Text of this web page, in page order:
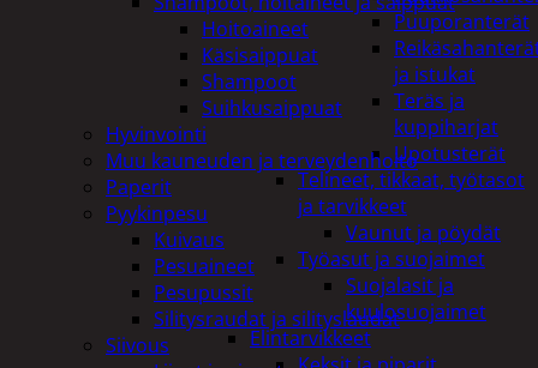
Puuporanterät
ja istukat
Teräs ja
kuppiharjat
Upotusterät
Telineet, tikkaat, työtasot
ja tarvikkeet
Vaunut ja pöydät
Työasut ja suojaimet
Suojalasit ja
kuulosuojaimet
Elintarvikkeet
Hoitoaineet
Käsisaippuat
Shampoot
Suihkusaippuat
Hyvinvointi
Muu kauneuden ja terveydenhoito
Paperit
Pyykinpesu
Kuivaus
Pesuaineet
Pesupussit
Silitysraudat ja silityslaudat
Siivous